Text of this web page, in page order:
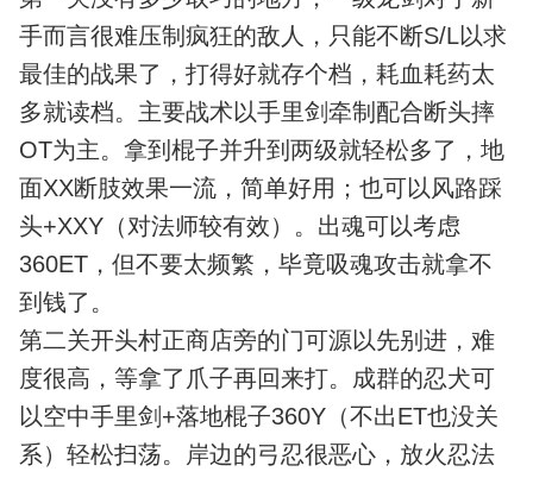
手而言很难压制疯狂的敌人，只能不断S/L以求
最佳的战果了，打得好就存个档，耗血耗药太
多就读档。主要战术以手里剑牵制配合断头摔
OT为主。拿到棍子并升到两级就轻松多了，地
面XX断肢效果一流，简单好用；也可以风路踩
头+XXY（对法师较有效）。出魂可以考虑
360ET，但不要太频繁，毕竟吸魂攻击就拿不
到钱了。
第二关开头村正商店旁的门可源以先别进，难
度很高，等拿了爪子再回来打。成群的忍犬可
以空中手里剑+落地棍子360Y（不出ET也没关
系）轻松扫荡。岸边的弓忍很恶心，放火忍法